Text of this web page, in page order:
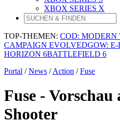
XBOX SERIES X
TOP-THEMEN: COD: MODERN
CAMPAIGN EVOLVEDGOW:
HORIZON 6BATTLEFIELD 6
Portal /News /Action /Fuse
Fuse -
Shooter